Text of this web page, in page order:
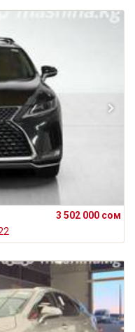
3 502 000 сом